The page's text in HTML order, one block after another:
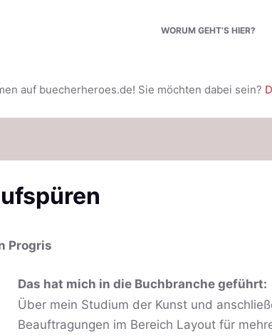
WORUM GEHT’S HIER?
auf buecherheroes.de! Sie möchten dabei sein?
Progris
Das hat mich in die Buchbranche geführt:
Über mein Studium der Kunst und
Beauftragungen im Bereich Layout für